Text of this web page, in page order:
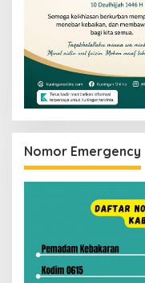
Nomor Emergency